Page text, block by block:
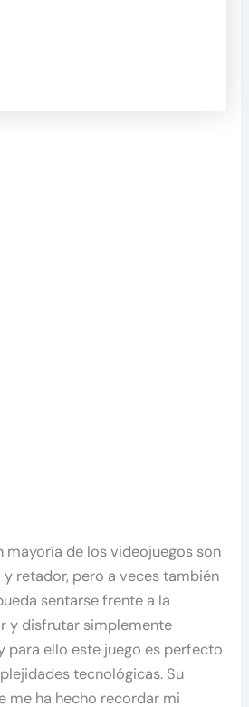
mayoría de los videojuegos son
retador, pero a veces también
sentarse frente a la
y disfrutar simplemente
para ello este juego es perfecto
tecnológicas. Su
me ha hecho recordar mi